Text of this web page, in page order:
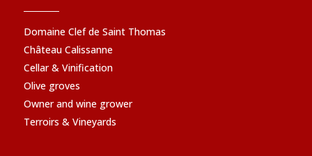
Domaine Clef de Saint Thomas
Château Calissanne
Cellar & Vinification
Olive groves
Owner and wine grower
Terroirs & Vineyards